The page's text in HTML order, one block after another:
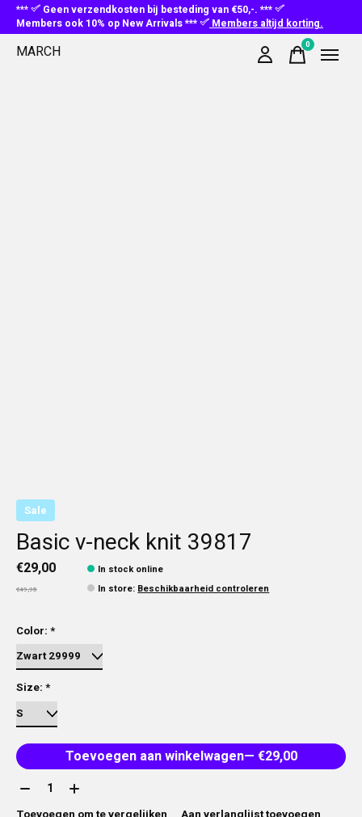
***
Geen verzendkosten bij besteding van €50,-. ***
Members ook 10% op New Arrivals ***
Members altijd korting.
MARCH 0items
Sale
Basic v-neck knit 39817
€29,00
€49,95
In stock online
In store: Beschikbaarheid controleren
Color: *
Size: *
Toevoegen aan winkelwagen
— €29,00
Aantal: